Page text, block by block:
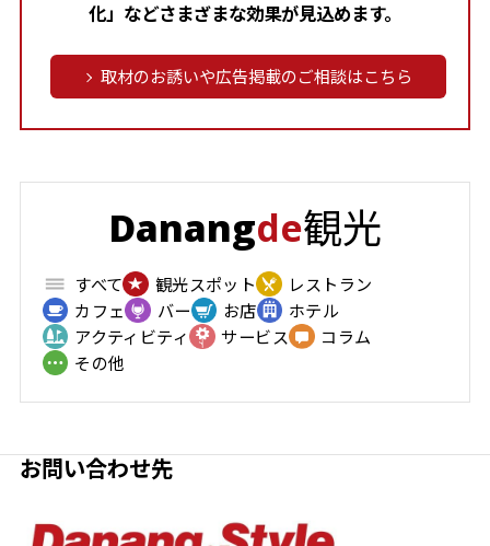
化」などさまざまな効果が見込めます。
取材のお誘いや広告掲載のご相談はこちら
Danangde観光
すべて 観光スポット
レストラン
カフェ
バー お店
ホテル
アクティビティ
サービス
コラム
その他
お問い合わせ先